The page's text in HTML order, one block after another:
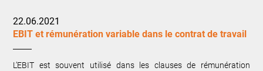
22.06.2021
EBIT et rémunération variable dans le contrat de travail
L’EBIT est souvent utilisé dans les clauses de rémunération